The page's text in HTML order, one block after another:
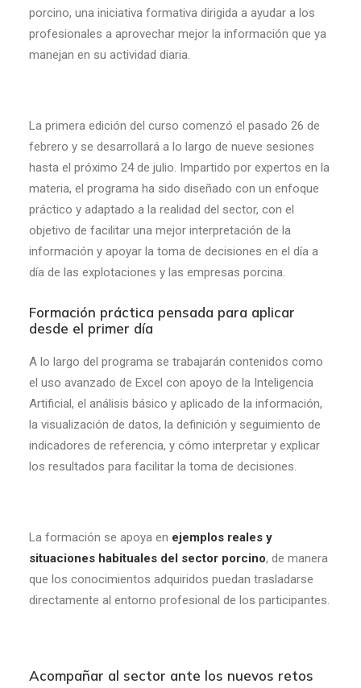
porcino, una iniciativa formativa dirigida a ayudar a los
profesionales a aprovechar mejor la información que ya
manejan en su actividad diaria.
La primera edición del curso comenzó el pasado 26 de
febrero y se desarrollará a lo largo de nueve sesiones
hasta el próximo 24 de julio. Impartido por expertos en la
materia, el programa ha sido diseñado con un enfoque
práctico y adaptado a la realidad del sector, con el
objetivo de facilitar una mejor interpretación de la
información y apoyar la toma de decisiones en el día a
día de las explotaciones y las empresas porcina.
Formación práctica pensada para aplicar
desde el primer día
A lo largo del programa se trabajarán contenidos como
el uso avanzado de Excel con apoyo de la Inteligencia
Artificial, el análisis básico y aplicado de la información,
la visualización de datos, la definición y seguimiento de
indicadores de referencia, y cómo interpretar y explicar
los resultados para facilitar la toma de decisiones.
La formación se apoya en ejemplos reales y
situaciones habituales del sector porcino, de manera
que los conocimientos adquiridos puedan trasladarse
directamente al entorno profesional de los participantes.
Acompañar al sector ante los nuevos retos